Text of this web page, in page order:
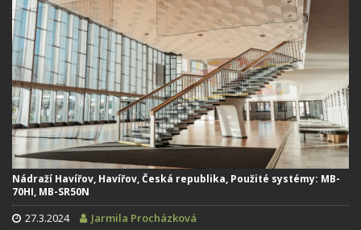
Nádraží Havířov, Havířov, Česká republika, Použité systémy: MB-
70HI, MB-SR50N
27.3.2024 Jarmila Procházková